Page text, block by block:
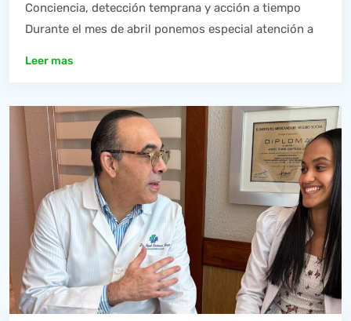
Conciencia, detección temprana y acción a tiempo
Durante el mes de abril ponemos especial atención a
Leer mas